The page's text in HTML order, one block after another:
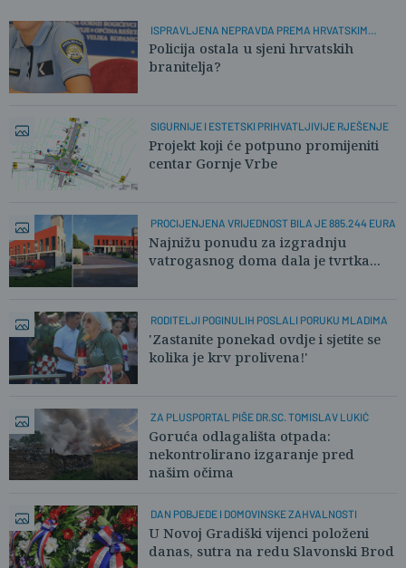
ISPRAVLJENA NEPRAVDA PREMA HRVATSKIM
POLICAJCIMA
Policija ostala u sjeni hrvatskih
branitelja?
SIGURNIJE I ESTETSKI PRIHVATLJIVIJE RJEŠENJE
Projekt koji će potpuno promijeniti
centar Gornje Vrbe
PROCIJENJENA VRIJEDNOST BILA JE 885.244 EURA
Najnižu ponudu za izgradnju
vatrogasnog doma dala je tvrtka...
RODITELJI POGINULIH POSLALI PORUKU MLADIMA
'Zastanite ponekad ovdje i sjetite se
kolika je krv prolivena!'
ZA PLUSPORTAL PIŠE DR.SC. TOMISLAV LUKIĆ
Goruća odlagališta otpada:
nekontrolirano izgaranje pred
našim očima
DAN POBJEDE I DOMOVINSKE ZAHVALNOSTI
U Novoj Gradiški vijenci položeni
danas, sutra na redu Slavonski Brod